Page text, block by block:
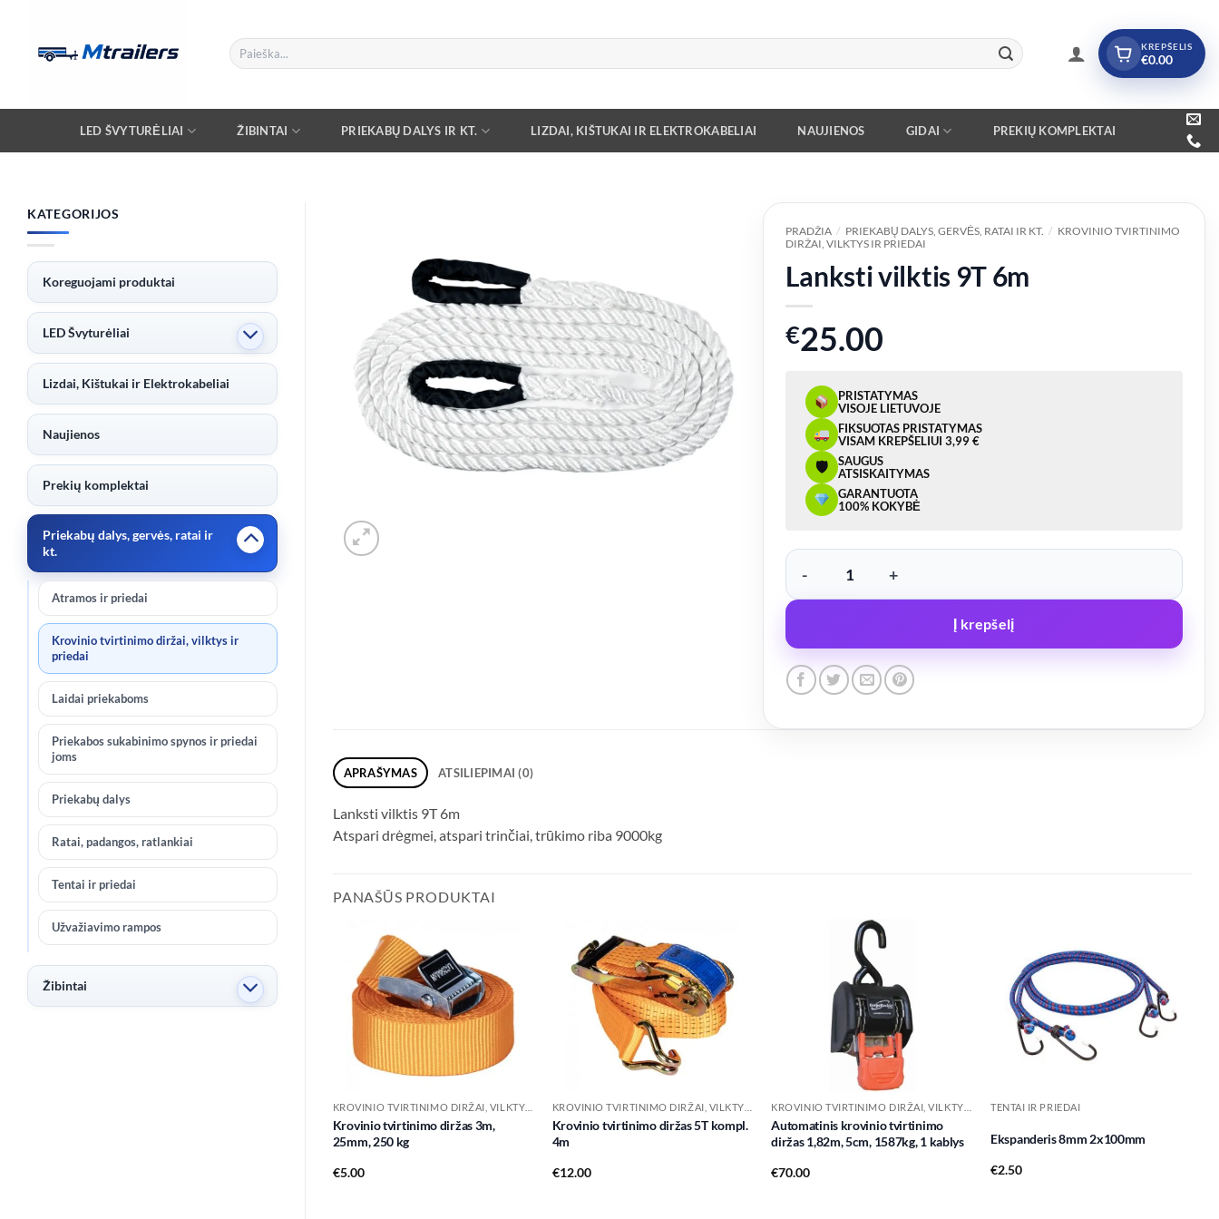
content
Ieškoti: KREPŠELIS
€0.00
LED ŠVYTURĖLIAI ŽIBINTAI PRIEKABŲ DALYS IR KT. LIZDAI, KIŠTUKAI IR ELEKTROKABELIAI NAUJIENOS GIDAI PREKIŲ KOMPLEKTAI
KATEGORIJOS
Koreguojami produktai
LED Švyturėliai
Lizdai, Kištukai ir Elektrokabeliai
Naujienos
Prekių komplektai
Priekabų dalys, gervės, ratai ir
kt.
Atramos ir priedai
Krovinio tvirtinimo diržai, vilktys ir
priedai
Laidai priekaboms
Priekabos sukabinimo spynos ir priedai
joms
Priekabų dalys
Ratai, padangos, ratlankiai
Tentai ir priedai
Užvažiavimo rampos
Žibintai
PRADŽIA / PRIEKABŲ DALYS, GERVĖS, RATAI IR KT. / KROVINIO TVIRTINIMO
DIRŽAI, VILKTYS IR PRIEDAI
Lanksti vilktis 9T 6m
€25.00
PRISTATYMAS
VISOJE LIETUVOJE
FIKSUOTAS PRISTATYMAS
VISAM KREPŠELIUI 3,99 €
🛡
SAUGUS
ATSISKAITYMAS
GARANTUOTA
100% KOKYBĖ
produkto kiekis: Lanksti vilktis 9T 6m
Į krepšelį
APRAŠYMAS ATSILIEPIMAI (0)
Lanksti vilktis 9T 6m
Atspari drėgmei, atspari trinčiai, trūkimo riba 9000kg
PANAŠŪS PRODUKTAI
wishlist
Krovinio tvirtinimo diržas 3m,
25mm, 250 kg
€5.00
Add to
wishlist
Krovinio tvirtinimo diržas 5T kompl.
4m
€12.00
Automatinis krovinio tvirtinimo
diržas 1,82m, 5cm, 1587kg, 1 kablys
€70.00
wishlist
TENTAI IR PRIEDAI
Ekspanderis 8mm 2x100mm
€2.50